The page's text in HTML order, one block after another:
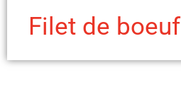
Filet de boeuf